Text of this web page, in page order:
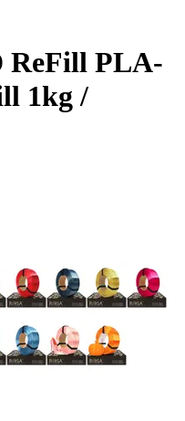
ReFill PLA-
1kg /